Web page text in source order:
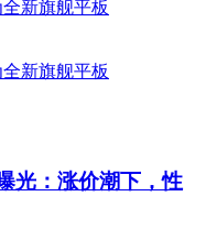
光：涨价潮下，性